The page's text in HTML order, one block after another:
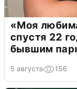
«Моя
спустя 22
бывшим
5 августа 156